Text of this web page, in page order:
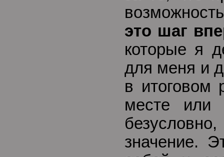
это шаг
которые я
для меня и
в итоговом
месте или
значение.